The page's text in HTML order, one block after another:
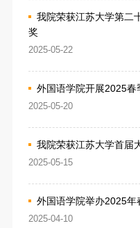
我院荣获江苏大学第二
奖
2025-05-22
外国语学院开展2025
2025-05-20
我院荣获江苏大学首届
2025-05-15
外国语学院举办2025年
2025-04-10